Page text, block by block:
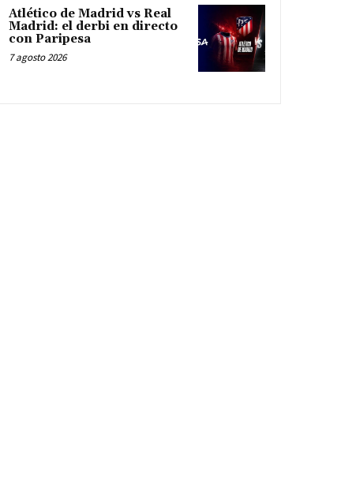
Atlético de Madrid vs Real
Madrid: el derbi en directo
con Paripesa
7 agosto 2026